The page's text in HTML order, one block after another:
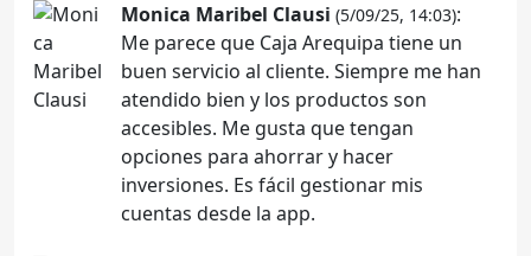
Monica Maribel Clausi (5/09/25, 14:03):
Me parece que Caja Arequipa tiene un
buen servicio al cliente. Siempre me han
atendido bien y los productos son
accesibles. Me gusta que tengan
opciones para ahorrar y hacer
inversiones. Es fácil gestionar mis
cuentas desde la app.